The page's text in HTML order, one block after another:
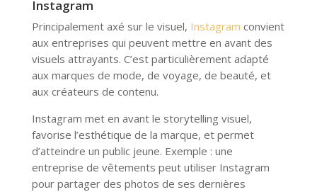
Instagram
Principalement axé sur le visuel, Instagram convient
aux entreprises qui peuvent mettre en avant des
visuels attrayants. C’est particulièrement adapté
aux marques de mode, de voyage, de beauté, et
aux créateurs de contenu.
Instagram met en avant le storytelling visuel,
favorise l’esthétique de la marque, et permet
d’atteindre un public jeune. Exemple : une
entreprise de vêtements peut utiliser Instagram
pour partager des photos de ses dernières